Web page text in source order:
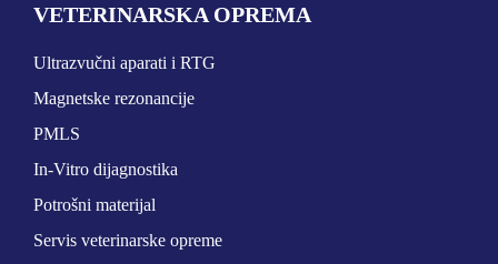
VETERINARSKA OPREMA
Ultrazvučni aparati i RTG
Magnetske rezonancije
PMLS
In-Vitro dijagnostika
Potrošni materijal
Servis veterinarske opreme